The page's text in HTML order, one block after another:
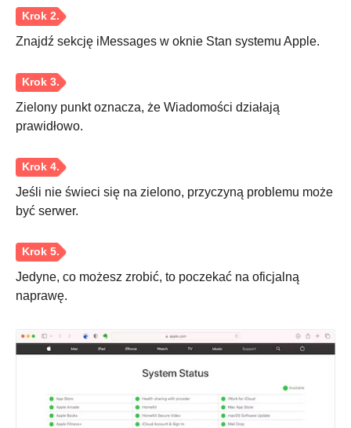
Krok 2.
Krok 4.
Znajdź sekcję iMessages w oknie Stan systemu Apple.
Zielony punkt oznacza, że Wiadomości działają
prawidłowo.
Jeśli nie świeci się na zielono, przyczyną problemu może
być serwer.
Jedyne, co możesz zrobić, to poczekać na oficjalną
naprawę.